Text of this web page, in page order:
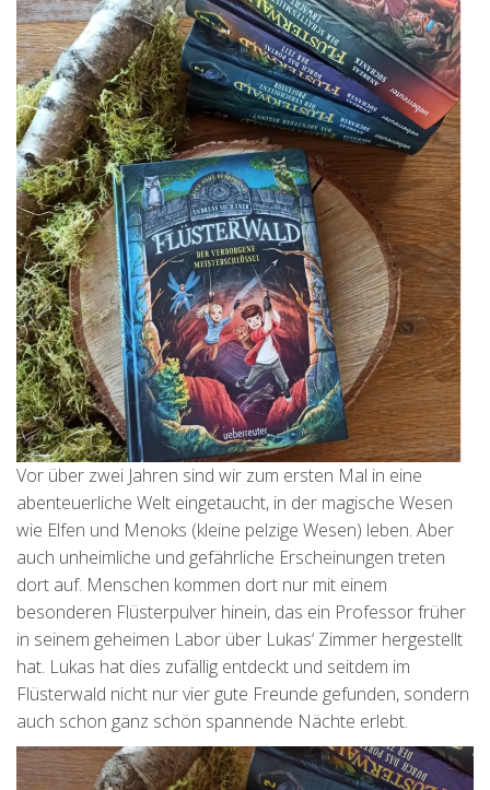
Vor über zwei Jahren sind wir zum ersten Mal in eine
abenteuerliche Welt eingetaucht, in der magische Wesen
wie Elfen und Menoks (kleine pelzige Wesen) leben. Aber
auch unheimliche und gefährliche Erscheinungen treten
dort auf. Menschen kommen dort nur mit einem
besonderen Flüsterpulver hinein, das ein Professor früher
in seinem geheimen Labor über Lukas‘ Zimmer hergestellt
hat. Lukas hat dies zufällig entdeckt und seitdem im
Flüsterwald nicht nur vier gute Freunde gefunden, sondern
auch schon ganz schön spannende Nächte erlebt.